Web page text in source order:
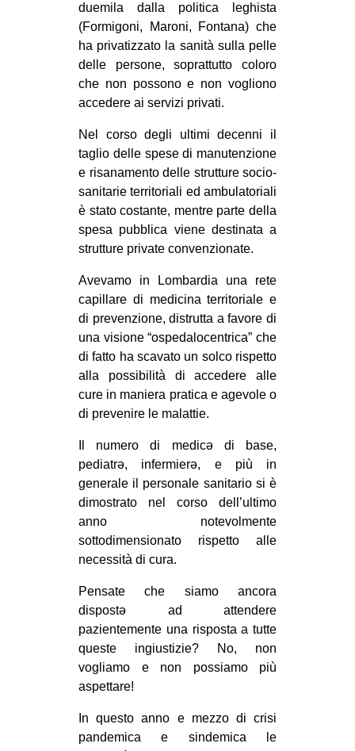
duemila dalla politica leghista
(Formigoni, Maroni, Fontana) che
ha privatizzato la sanità sulla pelle
delle persone, soprattutto coloro
che non possono e non vogliono
accedere ai servizi privati.
Nel corso degli ultimi decenni il
taglio delle spese di manutenzione
e risanamento delle strutture socio-
sanitarie territoriali ed ambulatoriali
è stato costante, mentre parte della
spesa pubblica viene destinata a
strutture private convenzionate.
Avevamo in Lombardia una rete
capillare di medicina territoriale e
di prevenzione, distrutta a favore di
una visione “ospedalocentrica” che
di fatto ha scavato un solco rispetto
alla possibilità di accedere alle
cure in maniera pratica e agevole o
di prevenire le malattie.
Il numero di medicə di base,
pediatrə, infermierə, e più in
generale il personale sanitario si è
dimostrato nel corso dell’ultimo
anno notevolmente
sottodimensionato rispetto alle
necessità di cura.
Pensate che siamo ancora
dispostə ad attendere
pazientemente una risposta a tutte
queste ingiustizie? No, non
vogliamo e non possiamo più
aspettare!
In questo anno e mezzo di crisi
pandemica e sindemica le